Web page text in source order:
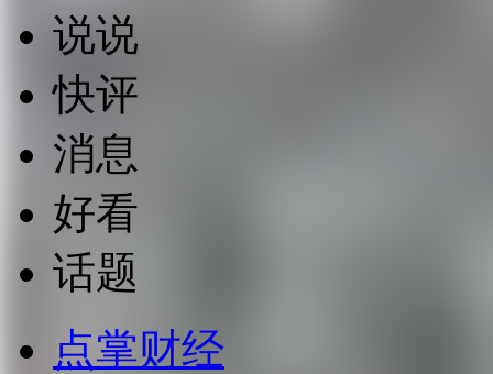
说说
快评
消息
好看
话题
点掌财经